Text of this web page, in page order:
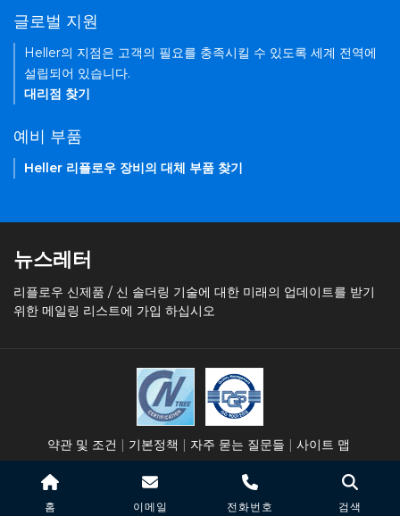
홈 이메일 전화번호 검색
글로벌 지원
Heller의 지점은 고객의 필요를 충족시킬 수 있도록 세계 전역에
설립되어 있습니다.
대리점 찾기
예비 부품
Heller 리플로우 장비의 대체 부품 찾기
뉴스레터
리플로우 신제품 / 신 솔더링 기술에 대한 미래의 업데이트를 받기
위한 메일링 리스트에 가입 하십시오
약관 및 조건 기본정책 자주 묻는 질문들 사이트 맵
© 저작권 2026 Heller Industries, Inc